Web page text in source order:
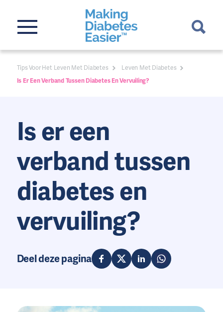
Tips Voor Het Leven Met Diabetes
Leven Met Diabetes
Is Er Een Verband Tussen Diabetes En Vervuiling?
Is er een
verband tussen
diabetes en
vervuiling?
Deel deze pagina